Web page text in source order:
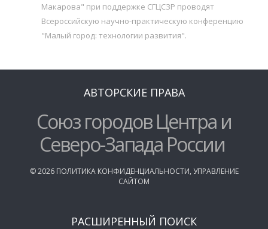
Макарова" при поддержке СГЦСЗР проводят
Всероссийскую научно-практическую конференцию
"Малый город: технологии развития".
АВТОРСКИЕ ПРАВА
Союз городов Центра и
Северо-Запада России
©2026 ПОЛИТИКА КОНФИДЕНЦИАЛЬНОСТИ, УПРАВЛЕНИЕ
САЙТОМ
РАСШИРЕННЫЙ ПОИСК